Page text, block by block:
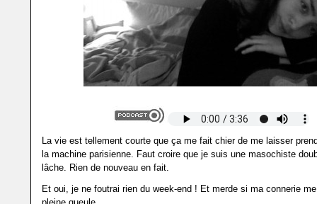
La vie est tellement courte que ça me fait chier de me laisser
la machine parisienne. Faut croire que je suis une masochiste
lâche. Rien de nouveau en fait.
Et oui, je ne foutrai rien du week-end ! Et merde si ma connerie